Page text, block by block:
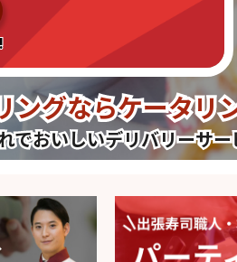
ングならケータリ
でおいしいデリバリーサー